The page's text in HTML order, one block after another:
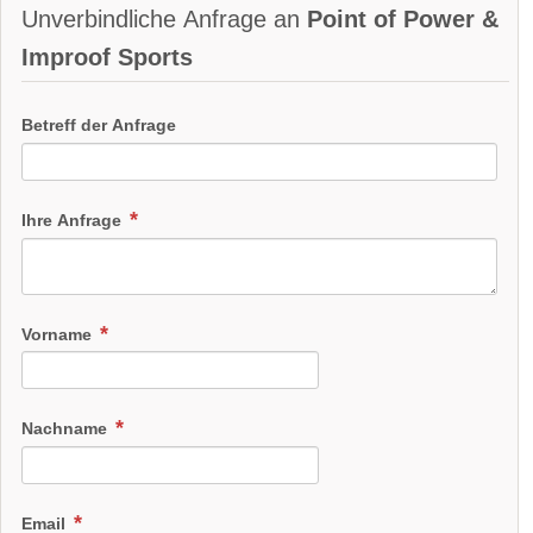
Unverbindliche Anfrage an Point of Power &
Improof Sports
Betreff der Anfrage
Ihre Anfrage
Vorname
Nachname
Email